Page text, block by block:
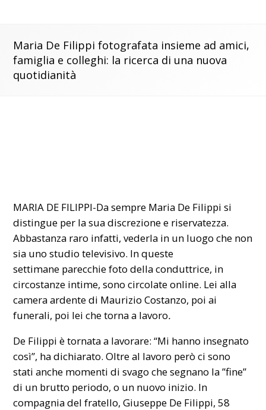
Maria De Filippi fotografata insieme ad amici,
famiglia e colleghi: la ricerca di una nuova
quotidianità
MARIA DE FILIPPI-Da sempre Maria De Filippi si
distingue per la sua discrezione e riservatezza.
Abbastanza raro infatti, vederla in un luogo che non
sia uno studio televisivo. In queste
settimane parecchie foto della conduttrice, in
circostanze intime, sono circolate online. Lei alla
camera ardente di Maurizio Costanzo, poi ai
funerali, poi lei che torna a lavoro.
De Filippi è tornata a lavorare: “Mi hanno insegnato
così”, ha dichiarato. Oltre al lavoro però ci sono
stati anche momenti di svago che segnano la ”fine”
di un brutto periodo, o un nuovo inizio. In
compagnia del fratello, Giuseppe De Filippi, 58